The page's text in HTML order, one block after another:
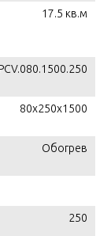
17.5 кв.м
80х250х1500
Обогрев
250